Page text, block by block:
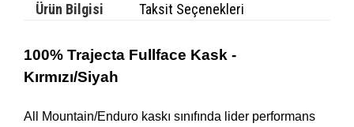
Ürün Bilgisi Taksit Seçenekleri
100% Trajecta Fullface Kask -
Kırmızı/Siyah
All Mountain/Enduro kaskı sınıfında lider performans